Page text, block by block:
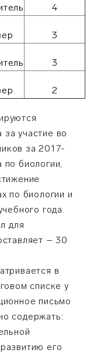
4
3
3
2
участие во
за 2017-
биологии,
по биологии и
года.
для
– 30
в
списке у
письмо
содержать:
его